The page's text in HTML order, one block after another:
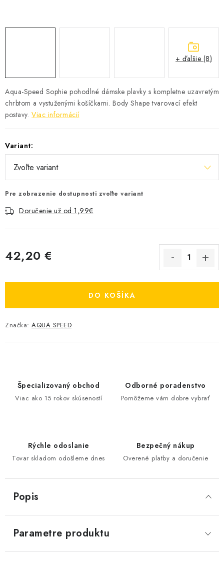
Aqua-Speed Sophie pohodlné dámske plavky s kompletne uzavretým
chrbtom a vystuženými košíčkami. Body Shape tvarovací efekt
postavy. Viac informácií
Variant:
Pre zobrazenie dostupnosti zvoľte variant
Doručenie už od 1,99€
42,20 €
DO KOŠÍKA
Značka: AQUA SPEED
+ ďalšie (8)
Špecializovaný obchod
Viac ako 15 rokov skúseností
Odborné poradenstvo
Pomôžeme vám dobre vybrať
Rýchle odoslanie
Tovar skladom odošleme dnes
Bezpečný nákup
Overené platby a doručenie
Popis
Parametre produktu